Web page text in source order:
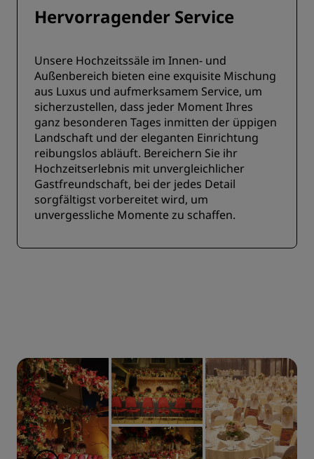
Hervorragender Service
Unsere Hochzeitssäle im Innen- und
Außenbereich bieten eine exquisite Mischung
aus Luxus und aufmerksamem Service, um
sicherzustellen, dass jeder Moment Ihres
ganz besonderen Tages inmitten der üppigen
Landschaft und der eleganten Einrichtung
reibungslos abläuft. Bereichern Sie ihr
Hochzeitserlebnis mit unvergleichlicher
Gastfreundschaft, bei der jedes Detail
sorgfältigst vorbereitet wird, um
unvergessliche Momente zu schaffen.